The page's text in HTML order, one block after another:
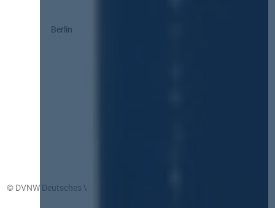
Berlin
© DVNW Deutsches Vergabenetzwerk GmbH